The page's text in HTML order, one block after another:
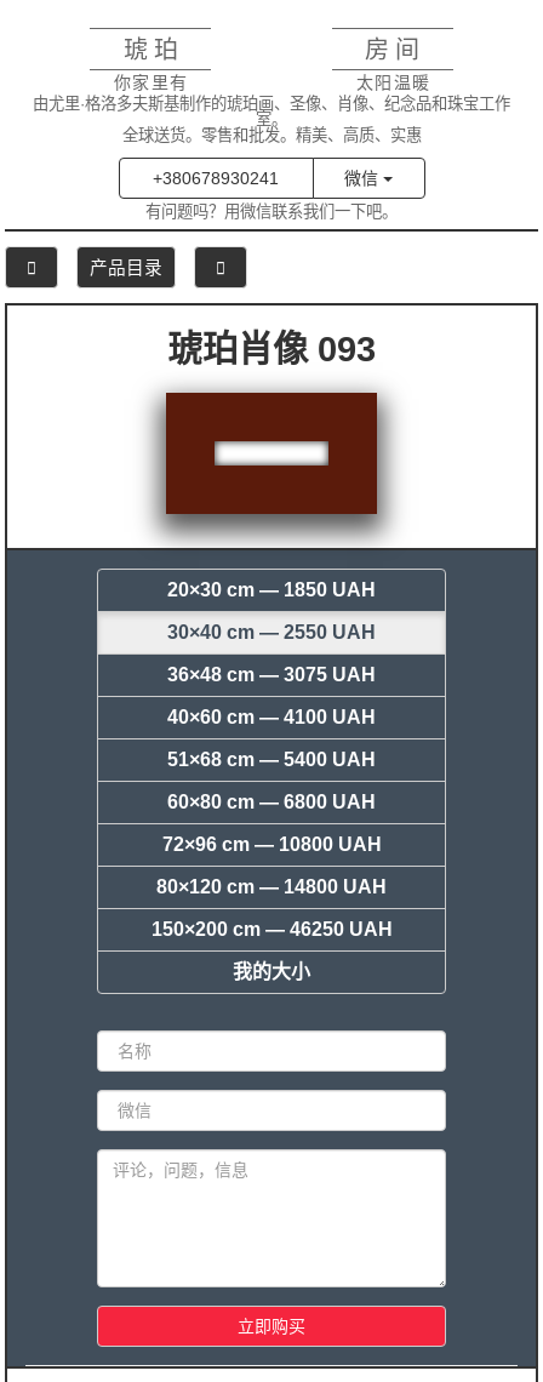
琥珀 房间
你家里有 太阳温暖
由尤里·格洛多夫斯基制作的琥珀画、圣像、肖像、纪念品和珠宝工作
室。
全球送货。零售和批发。精美、高质、实惠
+380678930241 微信
有问题吗？用微信联系我们一下吧。
产品目录
琥珀肖像 093
20×30 cm — 1850 UAH
30×40 cm — 2550 UAH
36×48 cm — 3075 UAH
40×60 cm — 4100 UAH
51×68 cm — 5400 UAH
60×80 cm — 6800 UAH
72×96 cm — 10800 UAH
80×120 cm — 14800 UAH
150×200 cm — 46250 UAH
我的大小